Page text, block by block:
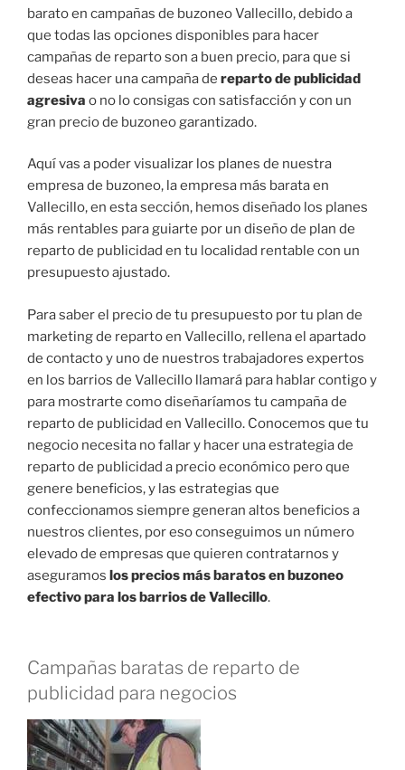
barato en campañas de buzoneo Vallecillo, debido a
que todas las opciones disponibles para hacer
campañas de reparto son a buen precio, para que si
deseas hacer una campaña de reparto de publicidad
agresiva o no lo consigas con satisfacción y con un
gran precio de buzoneo garantizado.
Aquí vas a poder visualizar los planes de nuestra
empresa de buzoneo, la empresa más barata en
Vallecillo, en esta sección, hemos diseñado los planes
más rentables para guiarte por un diseño de plan de
reparto de publicidad en tu localidad rentable con un
presupuesto ajustado.
Para saber el precio de tu presupuesto por tu plan de
marketing de reparto en Vallecillo, rellena el apartado
de contacto y uno de nuestros trabajadores expertos
en los barrios de Vallecillo llamará para hablar contigo y
para mostrarte como diseñaríamos tu campaña de
reparto de publicidad en Vallecillo. Conocemos que tu
negocio necesita no fallar y hacer una estrategia de
reparto de publicidad a precio económico pero que
genere beneficios, y las estrategias que
confeccionamos siempre generan altos beneficios a
nuestros clientes, por eso conseguimos un número
elevado de empresas que quieren contratarnos y
aseguramos los precios más baratos en buzoneo
efectivo para los barrios de Vallecillo.
Campañas baratas de reparto de
publicidad para negocios